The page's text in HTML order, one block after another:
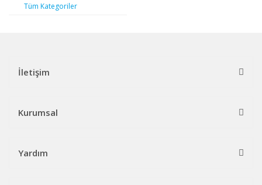
Tüm Kategoriler
İletişim
Kurumsal
Yardım